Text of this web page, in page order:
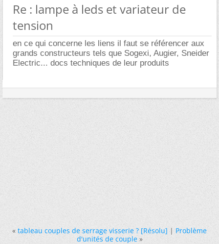
Re : lampe à leds et variateur de
tension
en ce qui concerne les liens il faut se référencer aux
grands constructeurs tels que Sogexi, Augier, Sneider
Electric... docs techniques de leur produits
« tableau couples de serrage visserie ? [Résolu]|Problème
d'unités de couple »